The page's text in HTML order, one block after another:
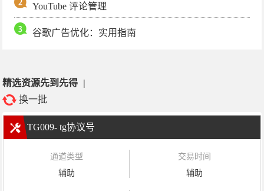
YouTube 评论管理
谷歌广告优化：实用指南
精选资源先到先得 |
换一批
TG009- tg协议号
通道类型
辅助
交易时间
辅助